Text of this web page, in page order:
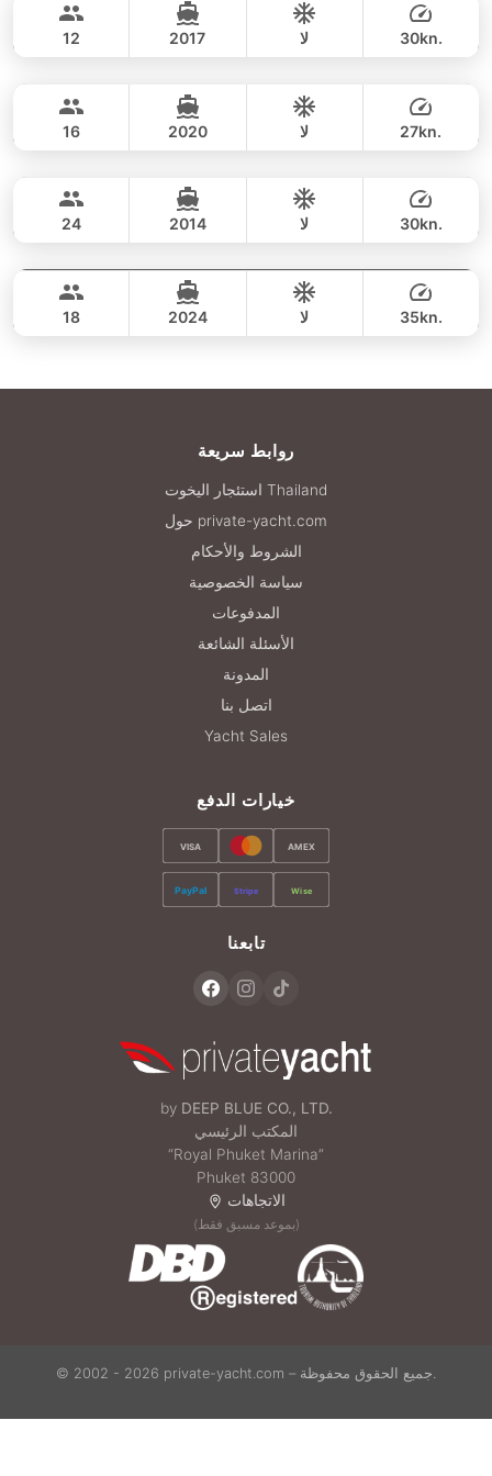
CUSTOM BUILD 38FT
12 2017 لا 30kn.
CUSTOM BUILD 40FT
16 2020 لا 27kn.
CUSTOM BUILD 38FT
38,800 THB
24 2014 لا 30kn.
SEAT BOAT 39FT
18 2024 لا 35kn.
روابط سريعة
استئجار اليخوت Thailand
حول private-yacht.com
الشروط والأحكام
سياسة الخصوصية
المدفوعات
الأسئلة الشائعة
المدونة
اتصل بنا
Yacht Sales
خيارات الدفع
VISA AMEX
PayPal Stripe Wise
تابعنا
by DEEP BLUE CO., LTD.
المكتب الرئيسي
“Royal Phuket Marina”
Phuket 83000
الاتجاهات
(بموعد مسبق فقط)